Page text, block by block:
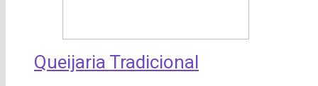
Queijaria Tradicional